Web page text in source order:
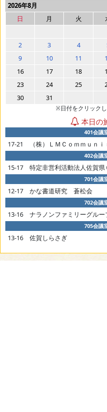
2026年8月
日
月 火
2
3 4
9
10 11
16
17 18
23
24 25
30
31
※日付をクリック
本日の
401会議
17-21 （株）ＬＭＣｏｍｍｕｎｉ
402会議
15-17 特定非営利活動法人佐賀県
701会議
12-17 かな書道研究 蒼松会
702会議
13-16 ナラノンファミリーグルー
705会議
13-16 佐賀しらさぎ